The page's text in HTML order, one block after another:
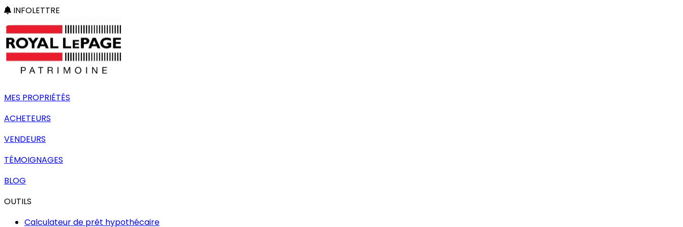
INFOLETTRE
MES PROPRIÉTÉS
ACHETEURS
VENDEURS
TÉMOIGNAGES
BLOG
OUTILS
Calculateur de prêt hypothécaire